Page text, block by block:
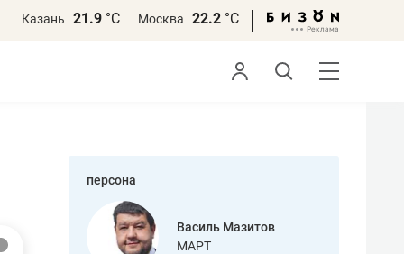
Казань 21.9 °С Москва 22.2 °С
персона
Василь Мазитов
МАРТ